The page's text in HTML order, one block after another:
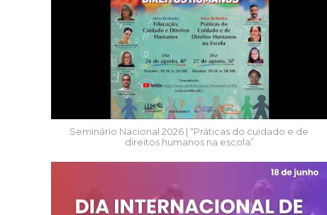
Seminário Nacional 2026 | “Práticas do cuidado e de
direitos humanos na escola”